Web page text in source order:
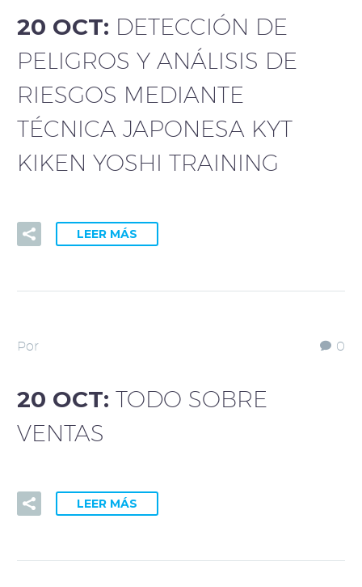
20 OCT: DETECCIÓN DE
PELIGROS Y ANÁLISIS DE
RIESGOS MEDIANTE
TÉCNICA JAPONESA KYT
KIKEN YOSHI TRAINING
LEER MÁS
0
Por
20 OCT: TODO SOBRE
VENTAS
LEER MÁS